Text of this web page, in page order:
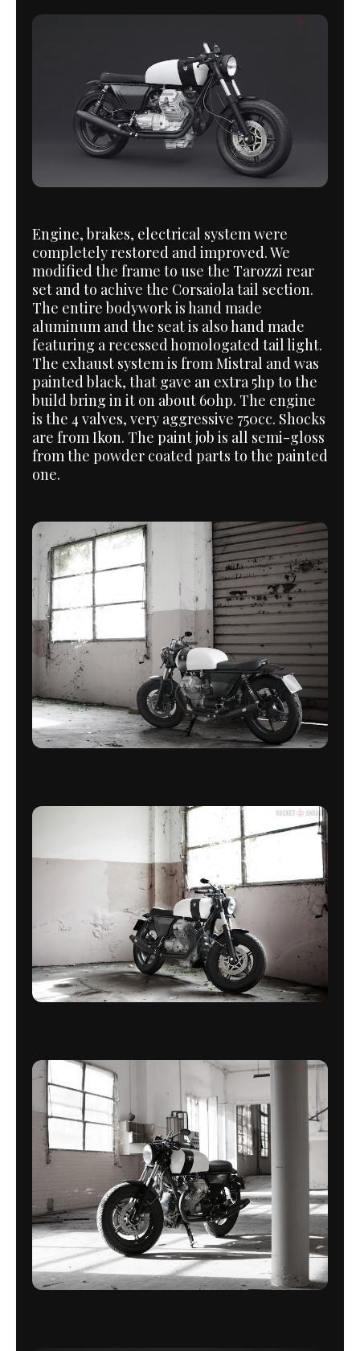
Engine, brakes, electrical system were
completely restored and improved. We
modified the frame to use the Tarozzi rear
set and to achive the Corsaiola tail section.
The entire bodywork is hand made
aluminum and the seat is also hand made
featuring a recessed homologated tail light.
The exhaust system is from Mistral and was
painted black, that gave an extra 5hp to the
build bring in it on about 60hp. The engine
is the 4 valves, very aggressive 750cc. Shocks
are from Ikon. The paint job is all semi-gloss
from the powder coated parts to the painted
one.